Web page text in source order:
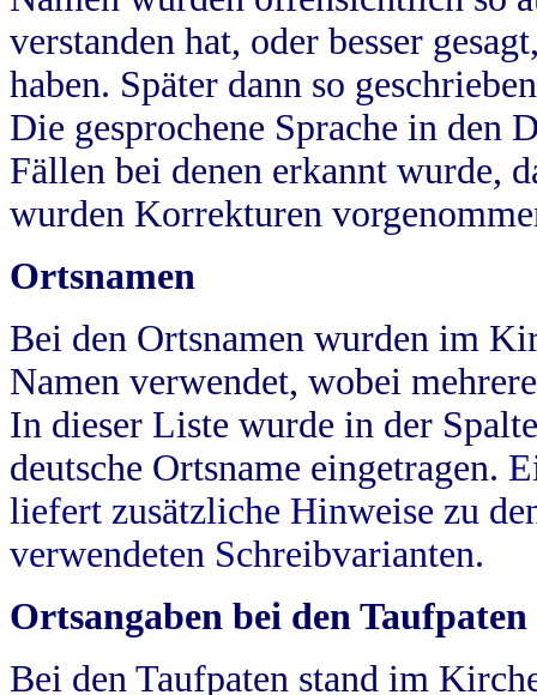
verstanden hat, oder besser
haben. Später dann so
Die gesprochene Sprache in
Fällen bei denen erkannt wurde,
wurden Korrekturen
Ortsnamen
Bei den Ortsnamen wurden im
Namen verwendet, wobei
In dieser Liste wurde in der
deutsche Ortsname eingetragen.
liefert zusätzliche Hinweise zu
verwendeten Schreibvarianten.
Ortsangaben bei den Taufpaten
Bei den Taufpaten stand im